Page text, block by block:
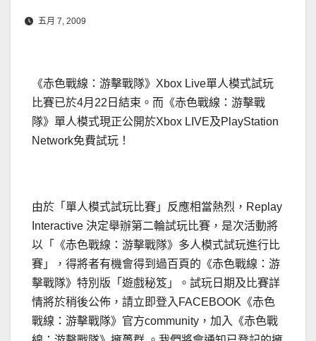
五月 7, 2009
《赤色戰線：游擊戰隊》Xbox Live單人模式試玩
比賽已於4月22日結束。而《赤色戰線：游擊戰
隊》單人模式現正公開於Xbox LIVE及PlayStation
Network免費試玩！
由於「單人模式試玩比賽」反應相當熱烈，Replay
Interactive 決定舉辦第二輪試玩比賽，是次活動將
以「《赤色戰線：游擊戰隊》多人模式試玩進行比
賽」，得將者有機會得到過百頁的《赤色戰線：游
擊戰隊》特別版「遊戲秘笈」。試玩日期及比賽詳
情將於稍後公佈，請立即登入FACEBOOK《赤色
戰線：游擊戰隊》官方community，加入《赤色戰